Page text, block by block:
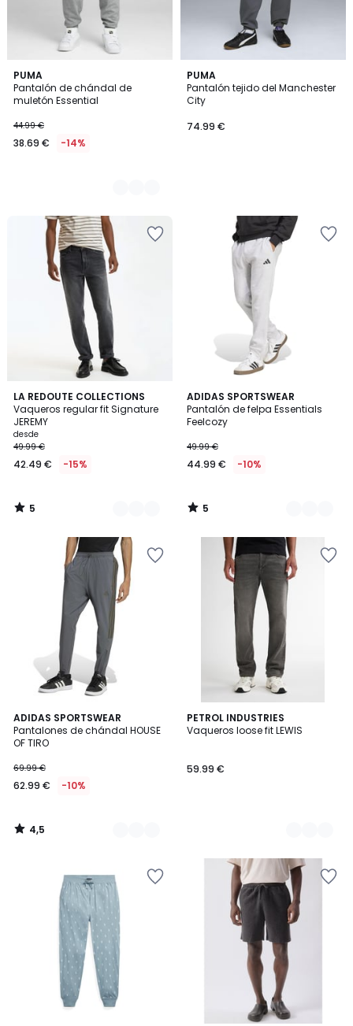
PUMA
Pantalón de chándal de
muletón Essential
44.99 €
38.69 € -14%
3
Colores
PUMA
Pantalón tejido del Manchester
City
74.99 €
LA REDOUTE COLLECTIONS
Vaqueros regular fit Signature
JEREMY
desde
49.99 €
42.49 € -15%
5
/
5
3
Colores
5
/
ADIDAS SPORTSWEAR
Pantalón de felpa Essentials
Feelcozy
49.99 €
44.99 € -10%
5
/
5
2
Colores
5
/
ADIDAS SPORTSWEAR
Pantalones de chándal HOUSE
OF TIRO
69.99 €
62.99 € -10%
4,5
/ 5
2
Colores
4,5
/
PETROL INDUSTRIES
Vaqueros loose fit LEWIS
59.99 €
2
Colores